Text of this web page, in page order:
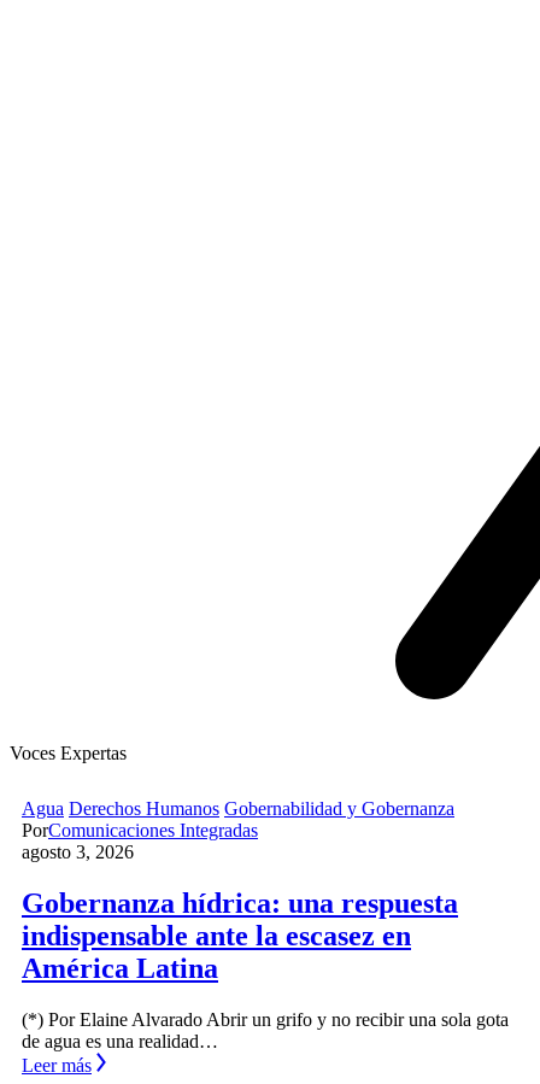
Voces Expertas
Agua Derechos Humanos Gobernabilidad y Gobernanza
PorComunicaciones Integradas
agosto 3, 2026
Gobernanza hídrica: una respuesta
indispensable ante la escasez en
América Latina
(*) Por Elaine Alvarado Abrir un grifo y no recibir una sola gota
de agua es una realidad…
Leer más